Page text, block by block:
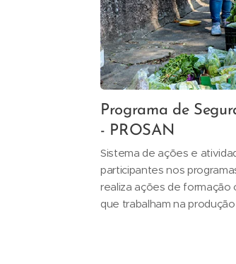
Programa de
- PROSAN
Sistema de ações e
participantes nos
realiza ações de formação
que trabalham na